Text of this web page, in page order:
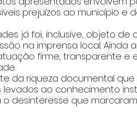
prejuízos ao município e
já foi, inclusive, objeto de
na imprensa local. Ainda
firme, transparente e
da riqueza documental que
ao conhecimento
desinteresse que